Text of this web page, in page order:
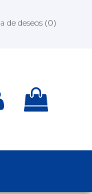
de deseos (0)